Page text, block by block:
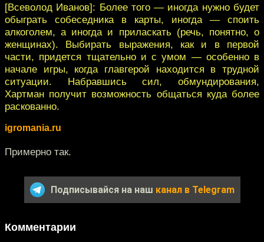
[Всеволод Иванов]: Более того — иногда нужно будет
обыграть собеседника в карты, иногда — споить
алкоголем, а иногда и приласкать (речь, понятно, о
женщинах). Выбирать выражения, как и в первой
части, придется тщательно и с умом — особенно в
начале игры, когда главгерой находится в трудной
ситуации. Набравшись сил, обмундирования,
Хартман получит возможность общаться куда более
раскованно.
igromania.ru
Примерно так.
Подписывайся на наш канал в Telegram
Комментарии